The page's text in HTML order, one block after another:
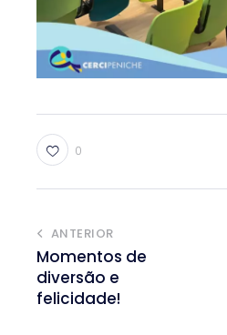
0
ANTERIOR
Momentos de
diversão e
felicidade!